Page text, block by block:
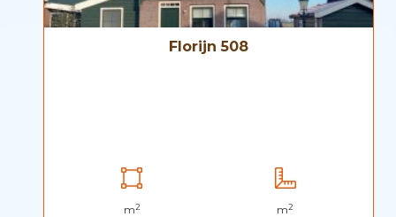
Florijn 508
m2 m2